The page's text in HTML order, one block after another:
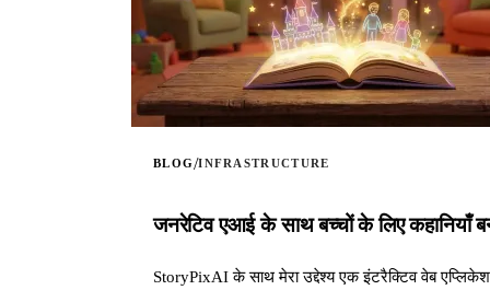
BLOG/INFRASTRUCTURE
जनरेटिव एआई के साथ बच्चों के लिए कहानियाँ
StoryPixAI के साथ मेरा उद्देश्य एक इंटरैक्टिव वेब